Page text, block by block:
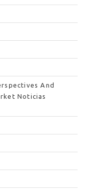
And
Noticias